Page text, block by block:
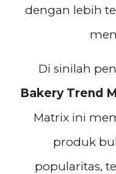
dengan lebih
Di sinilah
Bakery Trend
Matrix ini
produk
popularitas,